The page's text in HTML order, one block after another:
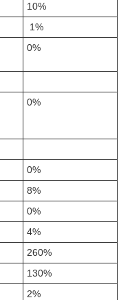
10%
1%
0%
0%
0%
8%
0%
4%
260%
130%
2%